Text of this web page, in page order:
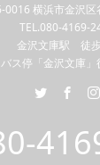
0016 横浜市金沢
TEL.080-4169-
金沢文庫駅 徒
バス停「金沢文庫」